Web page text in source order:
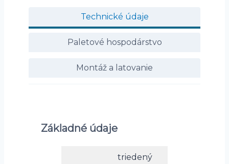
Technické údaje
Paletové hospodárstvo
Montáž a latovanie
Základné údaje
triedený